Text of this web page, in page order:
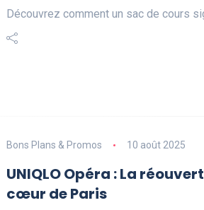
Découvrez comment un sac de cours
Bons Plans & Promos 10 août 2025
UNIQLO Opéra : La
cœur de Paris